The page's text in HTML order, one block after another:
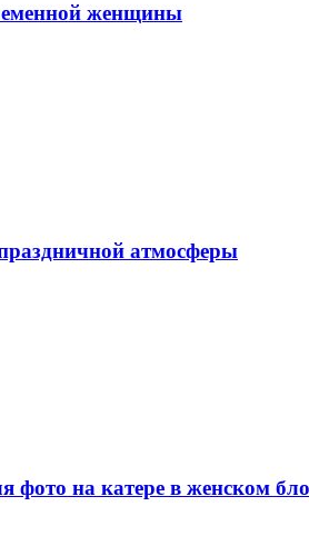
женщины
атмосферы
фото на катере в женском